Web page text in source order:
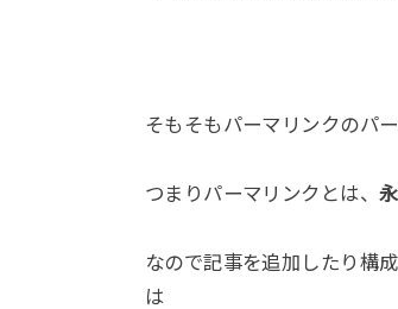
そもそもパーマリンクのパ
つまりパーマリンクとは、
なので記事を追加したり構
は 永続的に